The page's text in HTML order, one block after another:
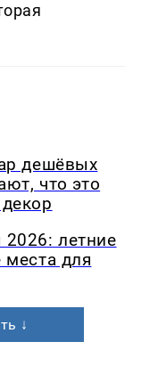
дешёвых
что это
2026: летние
для
↓